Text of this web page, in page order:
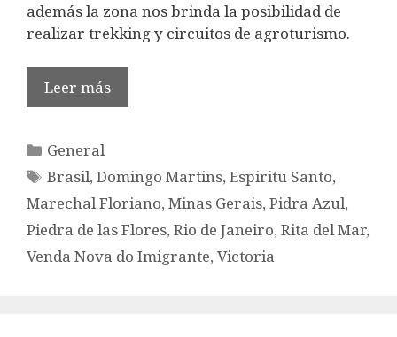
además la zona nos brinda la posibilidad de
realizar trekking y circuitos de agroturismo.
Leer más
Categorías
General
Etiquetas
Brasil,Domingo Martins,Espiritu Santo,
Marechal Floriano, Minas Gerais, Pidra Azul,
Piedra de las Flores, Rio de Janeiro, Rita del Mar,
Venda Nova do Imigrante, Victoria